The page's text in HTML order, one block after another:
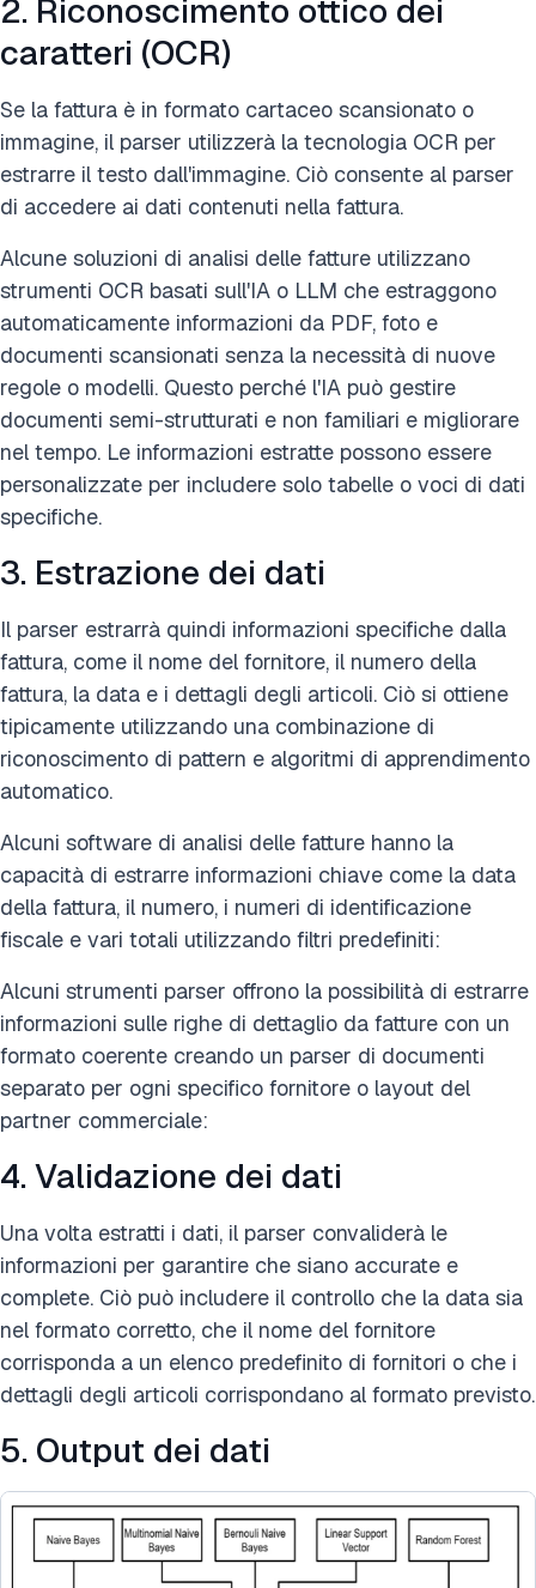
2. Riconoscimento ottico dei
caratteri (OCR)
Se la fattura è in formato cartaceo scansionato o
immagine, il parser utilizzerà la tecnologia OCR per
estrarre il testo dall'immagine. Ciò consente al parser
di accedere ai dati contenuti nella fattura.
Alcune soluzioni di analisi delle fatture utilizzano
strumenti OCR basati sull'IA o LLM che estraggono
automaticamente informazioni da PDF, foto e
documenti scansionati senza la necessità di nuove
regole o modelli. Questo perché l'IA può gestire
documenti semi-strutturati e non familiari e migliorare
nel tempo. Le informazioni estratte possono essere
personalizzate per includere solo tabelle o voci di dati
specifiche.
3. Estrazione dei dati
Il parser estrarrà quindi informazioni specifiche dalla
fattura, come il nome del fornitore, il numero della
fattura, la data e i dettagli degli articoli. Ciò si ottiene
tipicamente utilizzando una combinazione di
riconoscimento di pattern e algoritmi di apprendimento
automatico.
Alcuni software di analisi delle fatture hanno la
capacità di estrarre informazioni chiave come la data
della fattura, il numero, i numeri di identificazione
fiscale e vari totali utilizzando filtri predefiniti:
Alcuni strumenti parser offrono la possibilità di estrarre
informazioni sulle righe di dettaglio da fatture con un
formato coerente creando un parser di documenti
separato per ogni specifico fornitore o layout del
partner commerciale:
4. Validazione dei dati
Una volta estratti i dati, il parser convaliderà le
informazioni per garantire che siano accurate e
complete. Ciò può includere il controllo che la data sia
nel formato corretto, che il nome del fornitore
corrisponda a un elenco predefinito di fornitori o che i
dettagli degli articoli corrispondano al formato previsto.
5. Output dei dati